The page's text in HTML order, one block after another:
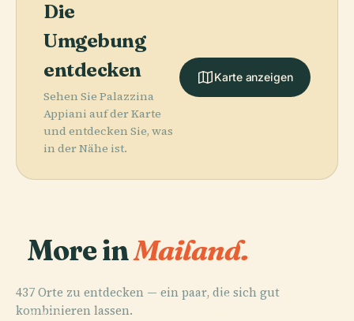
Die
Umgebung
entdecken
Sehen Sie Palazzina
Appiani auf der Karte
und entdecken Sie, was
in der Nähe ist.
Karte anzeigen
More inMailand.
437 Orte zu entdecken — ein paar, die sich gut
kombinieren lassen.
PLACE
PLACE
PLACE